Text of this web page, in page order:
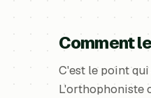
Comment
C'est le point
L'orthophoniste